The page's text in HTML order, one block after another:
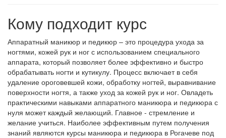
Кому подходит курс
Аппаратный маникюр и педикюр – это процедура ухода за
ногтями, кожей рук и ног с использованием специального
аппарата, который позволяет более эффективно и быстро
обрабатывать ногти и кутикулу. Процесс включает в себя
удаление ороговевшей кожи, обработку ногтей, выравнивание
поверхности ногтя, а также уход за кожей рук и ног. Овладеть
практическими навыками аппаратного маникюра и педикюра с
нуля может каждый желающий. Главное - стремление и
желание учиться. Наиболее эффективным путем получения
знаний являются курсы маникюра и педикюра в Рогачеве под